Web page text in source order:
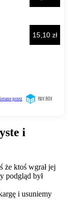
i
że ktoś wgrał jej
podgląd był
i usuniemy